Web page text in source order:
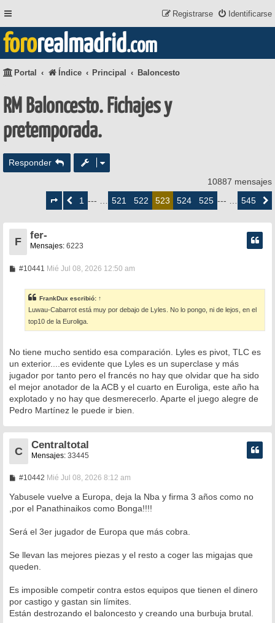
Identificarse
Registrarse
fororealmadrid.com
Portal Índice Principal Baloncesto
RM Baloncesto. Fichajes y
pretemporada.
Responder
10887 mensajes
deAnterior1 --- … 521 522 523 524 525 --- … 545
F
fer-
Mensajes: 6223
#10441 M
a
j
e
Mié Jul 08, 2026 12:50 am
FrankDux escribió: ↑
Luwau-Cabarrot está muy por debajo de Lyles. No lo pongo, ni de lejos, en el
top10 de la Euroliga.
No tiene mucho sentido esa comparación. Lyles es pivot, TLC es
un exterior....es evidente que Lyles es un superclase y más
jugador por tanto pero el francés no hay que olvidar que ha sido
el mejor anotador de la ACB y el cuarto en Euroliga, este año ha
explotado y no hay que desmerecerlo. Aparte el juego alegre de
Pedro Martínez le puede ir bien.
C
Centraltotal
Mensajes: 33445
#10442M
n
a
e
Mié Jul 08, 2026 8:12 am
Yabusele vuelve a Europa, deja la Nba y firma 3 años como no
,por el Panathinaikos como Bonga!!!!
Será el 3er jugador de Europa que más cobra.
Se llevan las mejores piezas y el resto a coger las migajas que
queden.
Es imposible competir contra estos equipos que tienen el dinero
por castigo y gastan sin límites.
Están destrozando el baloncesto y creando una burbuja brutal.